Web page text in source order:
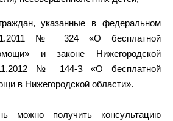
указанные в федеральном
№ 324 «О бесплатной
и законе Нижегородской
№ 144-З «О бесплатной
в Нижегородской области».
можно получить консультацию